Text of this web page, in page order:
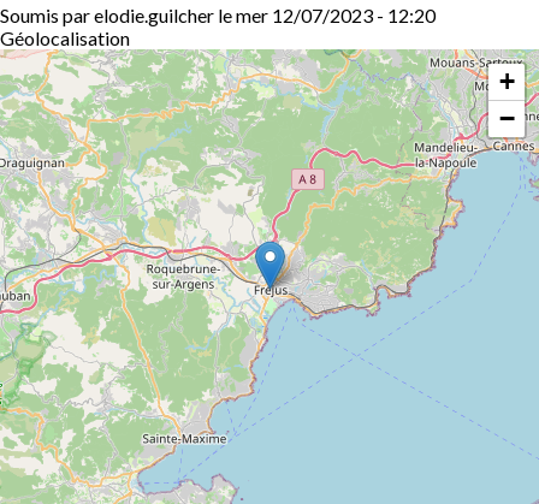
Soumis parelodie.guilcher lemer 12/07/2023 - 12:20
Géolocalisation
+
−